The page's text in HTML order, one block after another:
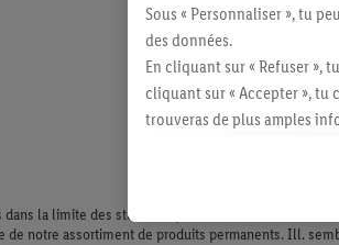
la limite des stocks disponibles. Vente limitée à
de notre assortiment de produits permanents. Ill.
Sous « Personnaliser », tu
des données.
En cliquant sur « Refuser »,
cliquant sur « Accepter », tu
trouveras de plus amples